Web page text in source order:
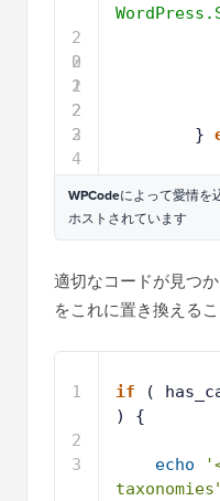
2
0
2
1
2
2
2
3
2
4
}
WPCodeによって愛情を
ホストされています
適切なコードが見つ
をこれに置き換えるこ
1
2
3
if
(
) {
echo